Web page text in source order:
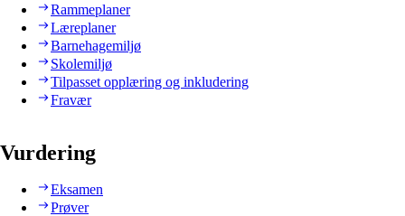
Rammeplaner
Læreplaner
Barnehagemiljø
Skolemiljø
Tilpasset opplæring og inkludering
Fravær
Vurdering
Eksamen
Prøver